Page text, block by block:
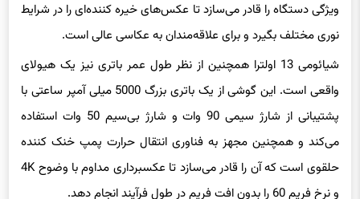
ویژگی دستگاه را قادر می‌سازد تا عکس‌های خیره کننده‌ای را در شرایط
نوری مختلف بگیرد و برای علاقه‌مندان به عکاسی عالی است.
شیائومی 13 اولترا همچنین از نظر طول عمر باتری نیز یک هیولای
واقعی است. این گوشی از یک باتری بزرگ 5000 میلی آمپر ساعتی با
پشتیبانی از شارژ سیمی 90 وات و شارژ بی‌سیم 50 وات استفاده
می‌کند و همچنین مجهز به فناوری انتقال حرارت پمپ خنک کننده
حلقوی است که آن را قادر می‌سازد تا عکسبرداری مداوم با وضوح 4K
و نرخ فریم 60 را بدون افت فریم در طول فرآیند انجام دهد.